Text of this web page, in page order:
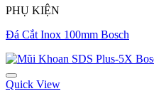
PHỤ KIỆN
Đá Cắt Inox 100mm Bosch
Quick View